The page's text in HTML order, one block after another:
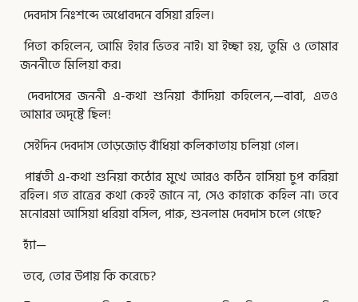
দেবদাস নিঃশব্দে অধোবদনে বসিয়া রহিল।
পিতা কহিলেন, আমি ইহার ভিতর নাই। যা ইচ্ছা হয়, তুমি ও তোমার
জননীতে মিলিয়া কর।
দেবদাসের জননী এ-কথা শুনিয়া কাঁদিয়া কহিলেন,—বাবা, এতও
আমার অদৃষ্টে ছিল!
সেইদিন দেবদাস তোড়জোড় বাঁধিয়া কলিকাতায় চলিয়া গেল।
পার্ব্বতী এ-কথা শুনিয়া কঠোর মুখে আরও কঠিন হাসিয়া চুপ করিয়া
রহিল। গত রাত্রের কথা কেহই জানে না, সেও কাহাকে কহিল না। তবে
মনোরমা আসিয়া ধরিয়া বসিল, পারু, শুনলাম দেবদাস চলে গেছে?
হ্যাঁ—
তবে, তোর উপায় কি করেচে?